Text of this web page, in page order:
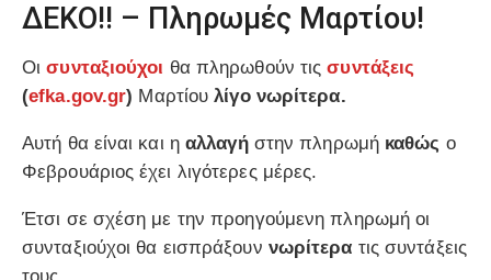
ΔΕΚΟ!! – Πληρωμές Μαρτίου!
Οι συνταξιούχοι θα πληρωθούν τις συντάξεις
(efka.gov.gr) Μαρτίουλίγο νωρίτερα.
Αυτή θα είναι και ηαλλαγήστην πληρωμή καθώς ο
Φεβρουάριος έχει λιγότερες μέρες.
Έτσι σε σχέση με την προηγούμενη πληρωμή οι
συνταξιούχοι θα εισπράξουν νωρίτερα τις συντάξεις